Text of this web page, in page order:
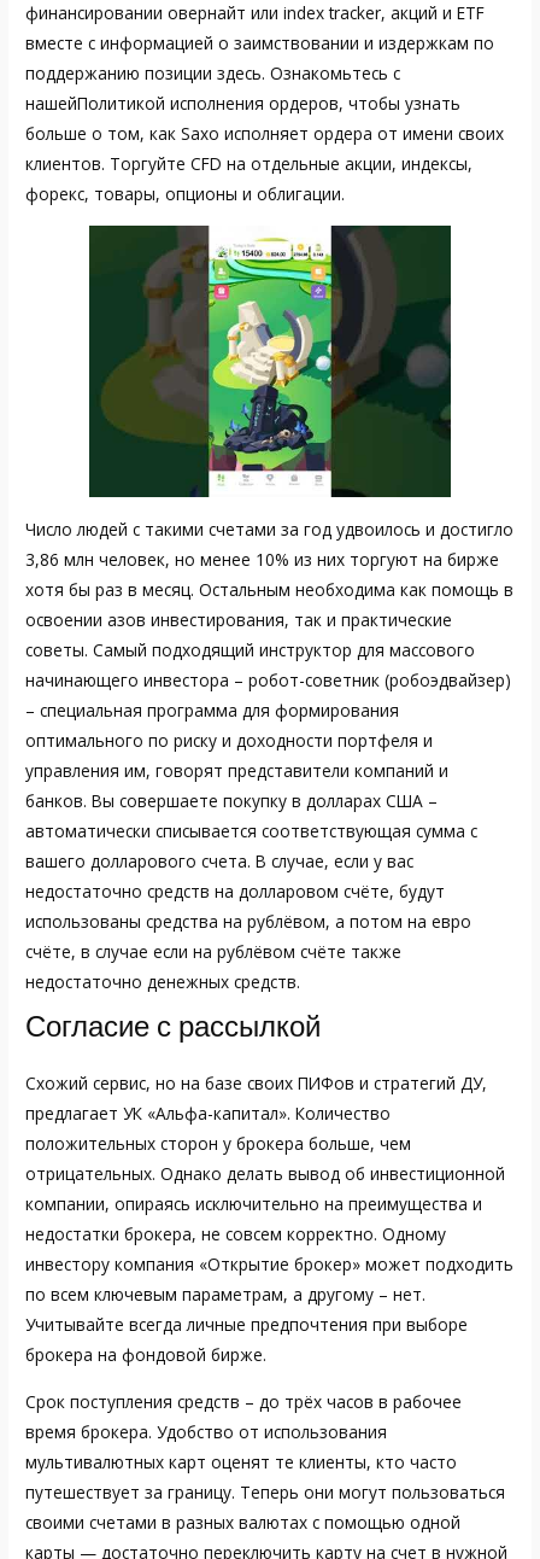
финансировании овернайт или index tracker, акций и ETF
вместе с информацией о заимствовании и издержкам по
поддержанию позиции здесь. Ознакомьтесь с
нашейПолитикой исполнения ордеров, чтобы узнать
больше о том, как Saxo исполняет ордера от имени своих
клиентов. Торгуйте CFD на отдельные акции, индексы,
форекс, товары, опционы и облигации.
Число людей с такими счетами за год удвоилось и достигло
3,86 млн человек, но менее 10% из них торгуют на бирже
хотя бы раз в месяц. Остальным необходима как помощь в
освоении азов инвестирования, так и практические
советы. Самый подходящий инструктор для массового
начинающего инвестора – робот-советник (робоэдвайзер)
– специальная программа для формирования
оптимального по риску и доходности портфеля и
управления им, говорят представители компаний и
банков. Вы совершаете покупку в долларах США –
автоматически списывается соответствующая сумма с
вашего долларового счета. В случае, если у вас
недостаточно средств на долларовом счёте, будут
использованы средства на рублёвом, а потом на евро
счёте, в случае если на рублёвом счёте также
недостаточно денежных средств.
Согласие с рассылкой
Схожий сервис, но на базе своих ПИФов и стратегий ДУ,
предлагает УК «Альфа-капитал». Количество
положительных сторон у брокера больше, чем
отрицательных. Однако делать вывод об инвестиционной
компании, опираясь исключительно на преимущества и
недостатки брокера, не совсем корректно. Одному
инвестору компания «Открытие брокер» может подходить
по всем ключевым параметрам, а другому – нет.
Учитывайте всегда личные предпочтения при выборе
брокера на фондовой бирже.
Срок поступления средств – до трёх часов в рабочее
время брокера. Удобство от использования
мультивалютных карт оценят те клиенты, кто часто
путешествует за границу. Теперь они могут пользоваться
своими счетами в разных валютах с помощью одной
карты — достаточно переключить карту на счет в нужной